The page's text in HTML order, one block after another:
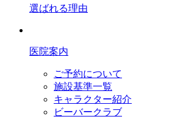
選ばれる理由
医院案内
ご予約について
施設基準一覧
キャラクター紹介
ビーバークラブ